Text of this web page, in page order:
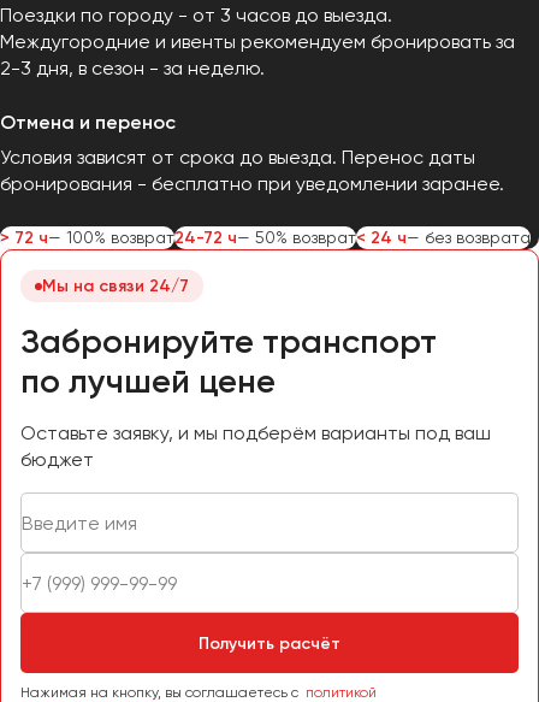
Поездки по городу - от 3 часов до выезда.
Междугородние и ивенты рекомендуем бронировать за
2-3 дня, в сезон - за неделю.
Отмена и перенос
Условия зависят от срока до выезда. Перенос даты
бронирования - бесплатно при уведомлении заранее.
> 72 ч— 100% возврат24-72 ч— 50% возврат< 24 ч— без возврата
Мы на связи 24/7
Забронируйте транспорт
по лучшей цене
Оставьте заявку, и мы подберём варианты под ваш
бюджет
Получить расчёт
Нажимая на кнопку, вы соглашаетесь с политикой